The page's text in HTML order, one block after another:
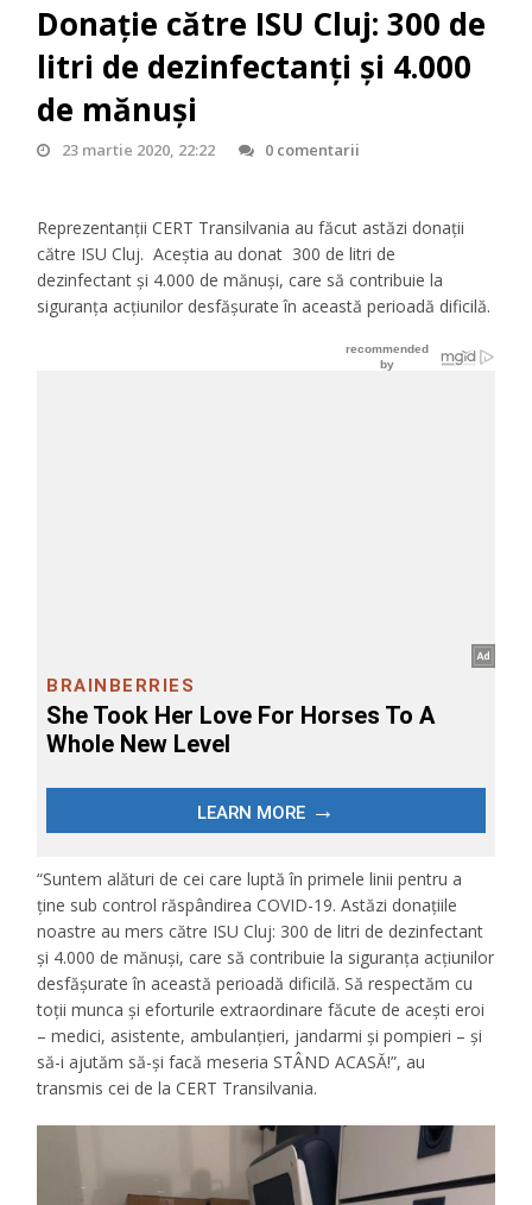
Donaţie către ISU Cluj: 300 de
litri de dezinfectanţi şi 4.000
de mănuşi
23 martie 2020, 22:22 0 comentarii
Reprezentanţii CERT Transilvania au făcut astăzi donații
către ISU Cluj. Aceștia au donat 300 de litri de
dezinfectant și 4.000 de mănuși, care să contribuie la
siguranța acțiunilor desfășurate în această perioadă dificilă.
“Suntem alături de cei care luptă în primele linii pentru a
ține sub control răspândirea COVID-19. Astăzi donațiile
noastre au mers către ISU Cluj: 300 de litri de dezinfectant
și 4.000 de mănuși, care să contribuie la siguranța acțiunilor
desfășurate în această perioadă dificilă. Să respectăm cu
toții munca și eforturile extraordinare făcute de acești eroi
– medici, asistente, ambulanțieri, jandarmi și pompieri – și
să-i ajutăm să-și facă meseria STÂND ACASĂ!”, au
transmis cei de la CERT Transilvania.